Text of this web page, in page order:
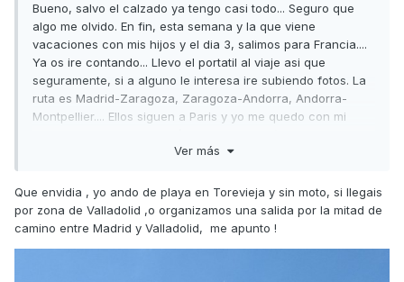
Bueno, salvo el calzado ya tengo casi todo... Seguro que
algo me olvido. En fin, esta semana y la que viene
vacaciones con mis hijos y el dia 3, salimos para Francia....
Ya os ire contando... Llevo el portatil al viaje asi que
seguramente, si a alguno le interesa ire subiendo fotos. La
ruta es Madrid-Zaragoza, Zaragoza-Andorra, Andorra-
Montpellier.... Ellos siguen a Paris y yo me quedo con mi
me encuentro con ellos y vuelta por Barcelona, Alicante,
me gustaria contactar con grupos de Madrid para rutas de
fin de semana... Si me veo capaz... Pero si hay que bajar a
Levante, se baja jajajajjajajaja
Ver más
Que envidia , yo ando de playa en Torevieja y sin moto, si llegais
por zona de Valladolid ,o organizamos una salida por la mitad de
camino entre Madrid y Valladolid, me apunto !